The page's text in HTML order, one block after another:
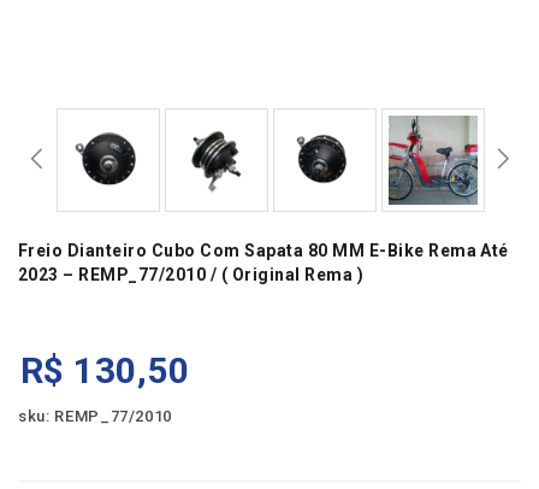
Freio Dianteiro Cubo Com Sapata 80 MM E-Bike Rema Até
2023 – REMP_77/2010 / ( Original Rema )
R$ 130,50
sku: REMP_77/2010